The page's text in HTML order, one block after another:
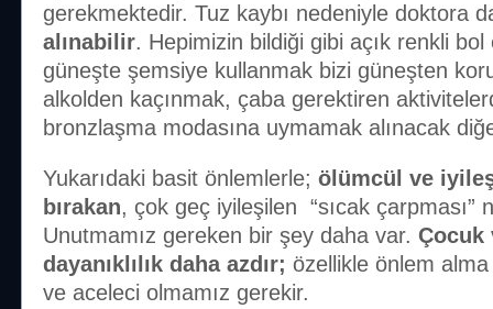
gerekmektedir. Tuz kaybı nedeniyle doktora
alınabilir. Hepimizin bildiği gibi açık renkli
güneşte şemsiye kullanmak bizi güneşten
alkolden kaçınmak, çaba gerektiren
bronzlaşma modasına uymamak alınacak
Yukarıdaki basit önlemlerle; ölümcül ve
bırakan, çok geç iyileşilen “sıcak çarpması”
Unutmamız gereken bir şey daha var. Çocuk
dayanıklılık daha azdır; özellikle önlem
ve aceleci olmamız gerekir.